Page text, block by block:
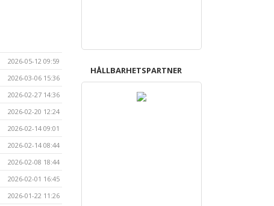
2026-05-12 09:59
2026-03-06 15:36
2026-02-27 14:36
2026-02-20 12:24
2026-02-14 09:01
2026-02-14 08:44
2026-02-08 18:44
2026-02-01 16:45
2026-01-22 11:26
HÅLLBARHETSPARTNER